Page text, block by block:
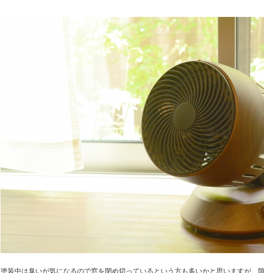
塗装中は臭いが気になるので窓を閉め切っているという方も多いかと思いますが、